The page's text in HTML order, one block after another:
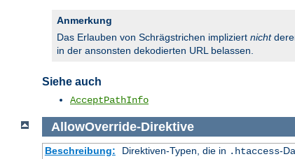
Anmerkung
Das Erlauben von Schrägstrichen impliziert nicht
in der ansonsten dekodierten URL belassen.
Siehe auch
AcceptPathInfo
AllowOverride-Direktive
Beschreibung: Direktiven-Typen, die in .htaccess-